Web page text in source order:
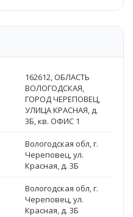
162612, ОБЛАСТЬ
ВОЛОГОДСКАЯ,
ГОРОД ЧЕРЕПОВЕЦ,
УЛИЦА КРАСНАЯ, д.
3Б, кв. ОФИС 1
Вологодская обл, г.
Череповец, ул.
Красная, д. 3Б
Вологодская обл, г.
Череповец, ул.
Красная, д. 3Б